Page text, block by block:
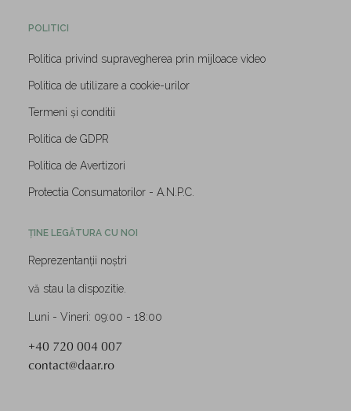
POLITICI
Politica privind supravegherea prin mijloace video
Politica de utilizare a cookie-urilor
Termeni și conditii
Politica de GDPR
Politica de Avertizori
Protectia Consumatorilor - A.N.P.C.
ȚINE LEGĂTURA CU NOI
Reprezentanții noștri
vă stau la dispozitie.
Luni - Vineri: 09:00 - 18:00
+40 720 004 007
contact@daar.ro